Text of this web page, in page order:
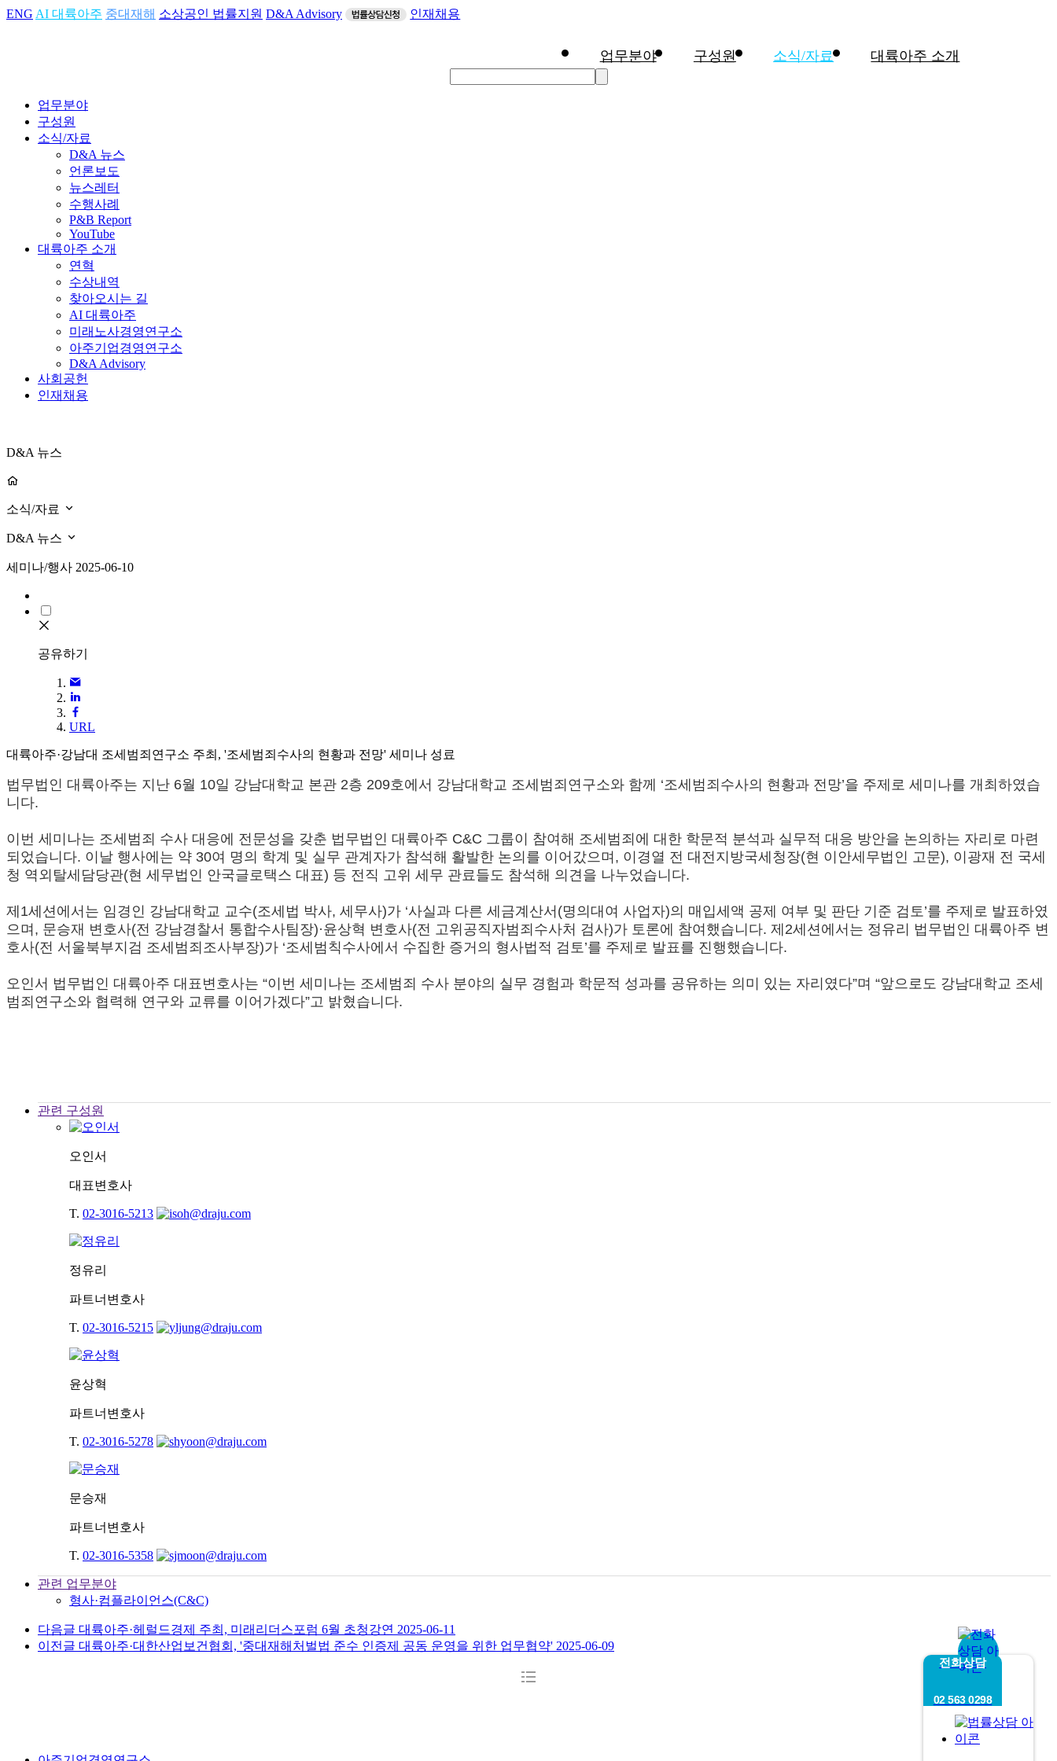
ENG AI 대륙아주 중대재해 소상공인 법률지원 D&A Advisory 인재채용
업무분야 구성원 소식/자료 대륙아주 소개
업무분야
구성원
소식/자료
D&A 뉴스
언론보도
뉴스레터
수행사례
P&B Report
YouTube
대륙아주 소개
연혁
수상내역
찾아오시는 길
AI 대륙아주
미래노사경영연구소
아주기업경영연구소
D&A Advisory
사회공헌
인재채용
전화상담
02 563 0298
D&A 뉴스
소식/자료
D&A 뉴스
세미나/행사 2025-06-10
공유하기
URL
대륙아주·강남대 조세범죄연구소 주최, '조세범죄수사의 현황과 전망' 세미나 성료
법무법인 대륙아주는 지난 6월 10일 강남대학교 본관 2층 209호에서 강남대학교 조세범죄연구소와 함께 ‘조세범죄수사의 현황과 전망’을 주제로 세미나를 개최하였습
니다.
이번 세미나는 조세범죄 수사 대응에 전문성을 갖춘 법무법인 대륙아주 C&C 그룹이 참여해 조세범죄에 대한 학문적 분석과 실무적 대응 방안을 논의하는 자리로 마련
되었습니다. 이날 행사에는 약 30여 명의 학계 및 실무 관계자가 참석해 활발한 논의를 이어갔으며, 이경열 전 대전지방국세청장(현 이안세무법인 고문), 이광재 전 국세
청 역외탈세담당관(현 세무법인 안국글로택스 대표) 등 전직 고위 세무 관료들도 참석해 의견을 나누었습니다.
제1세션에서는 임경인 강남대학교 교수(조세법 박사, 세무사)가 ‘사실과 다른 세금계산서(명의대여 사업자)의 매입세액 공제 여부 및 판단 기준 검토’를 주제로 발표하였
으며, 문승재 변호사(전 강남경찰서 통합수사팀장)·윤상혁 변호사(전 고위공직자범죄수사처 검사)가 토론에 참여했습니다. 제2세션에서는 정유리 법무법인 대륙아주 변
호사(전 서울북부지검 조세범죄조사부장)가 ‘조세범칙수사에서 수집한 증거의 형사법적 검토’를 주제로 발표를 진행했습니다.
오인서 법무법인 대륙아주 대표변호사는 “이번 세미나는 조세범죄 수사 분야의 실무 경험과 학문적 성과를 공유하는 의미 있는 자리였다”며 “앞으로도 강남대학교 조세
범죄연구소와 협력해 연구와 교류를 이어가겠다”고 밝혔습니다.
관련 구성원
오인서
대표변호사
T. 02-3016-5213
정유리
파트너변호사
T. 02-3016-5215
윤상혁
파트너변호사
T. 02-3016-5278
문승재
파트너변호사
T. 02-3016-5358
관련 업무분야
형사·컴플라이언스(C&C)
다음글 대륙아주·헤럴드경제 주최, 미래리더스포럼 6월 초청강연 2025-06-11
이전글 대륙아주·대한산업보건협회, '중대재해처벌법 준수 인증제 공동 운영을 위한 업무협약' 2025-06-09